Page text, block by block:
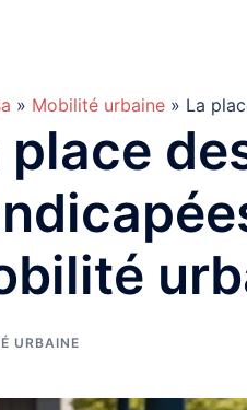
» Mobilité urbaine » La
place
URBAINE